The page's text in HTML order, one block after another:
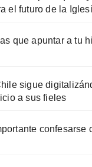
el futuro de la
que apuntar a tu
sigue
a sus fieles
confesarse